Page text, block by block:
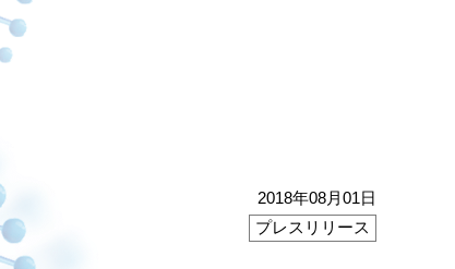
2018年08月01日
プレスリリース